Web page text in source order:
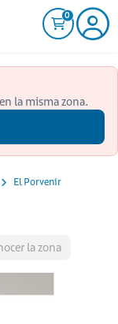
0
la misma zona.
El Porvenir
la zona